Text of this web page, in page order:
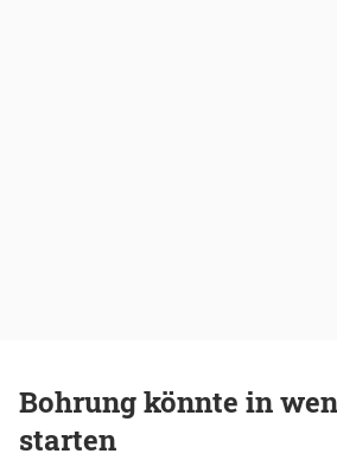
Bohrung könnte in
starten